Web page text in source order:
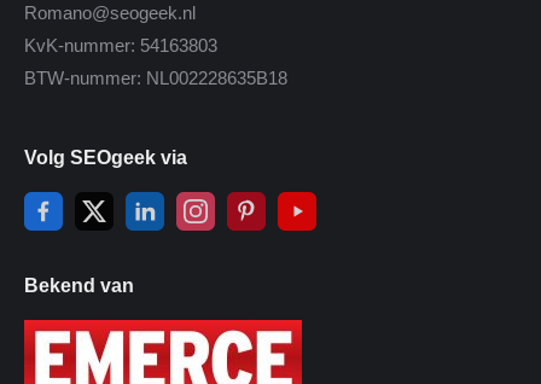
Romano@seogeek.nl
KvK-nummer: 54163803
BTW-nummer: NL002228635B18
Volg SEOgeek via
Bekend van